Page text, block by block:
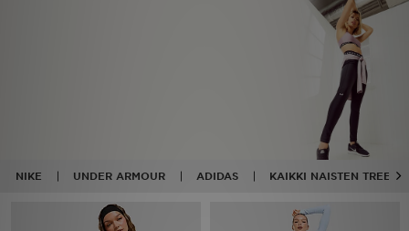
NIKE UNDER ARMOUR ADIDAS KAIKKI NAISTEN